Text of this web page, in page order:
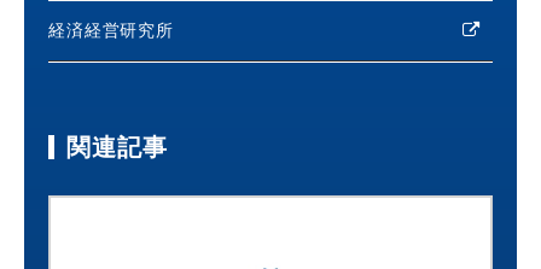
経済経営研究所
関連記事